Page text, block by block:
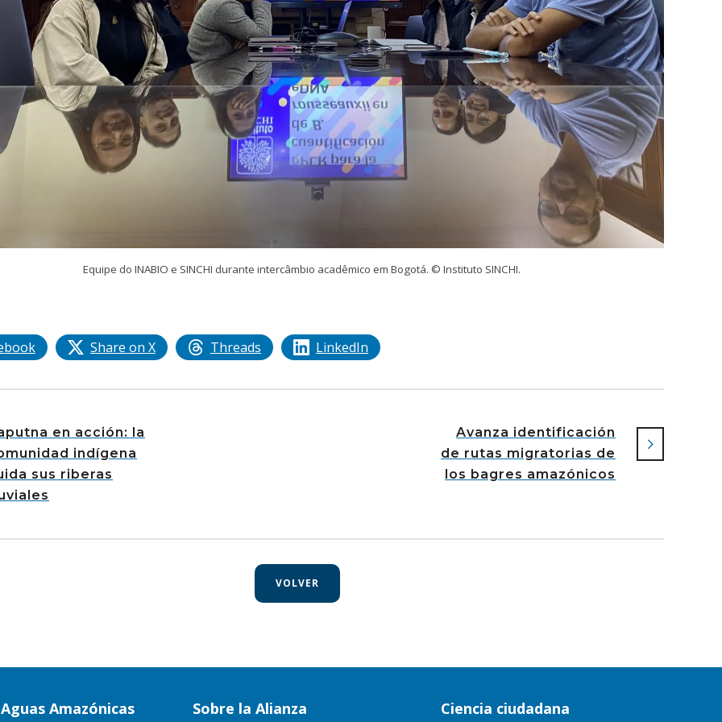
Equipe do INABIO e SINCHI durante intercâmbio acadêmico em Bogotá. © Instituto SINCHI.
Share on X Threads LinkedIn
en acción: la
indígena
sus riberas
Avanza identificación
de rutas migratorias de
los bagres amazónicos
VOLVER
Amazónicas
Sobre la Alianza
Ciencia ciudadana